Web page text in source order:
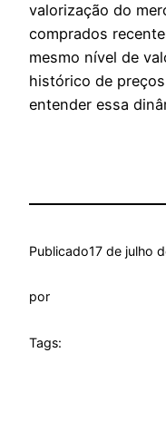
valorização do
comprados
mesmo nível de
histórico de
entender essa
Publicado17 de julho
por
Tags: